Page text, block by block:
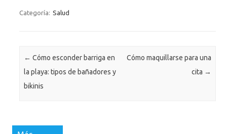
Categoría: Salud
Navegación de entradas
← Cómo esconder barriga en
la playa: tipos de bañadores y
bikinis
Cómo maquillarse para una
cita →